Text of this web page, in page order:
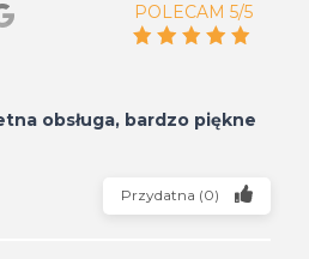
POLECAM 5/5
obsługa, bardzo piękne
Przydatna (0)